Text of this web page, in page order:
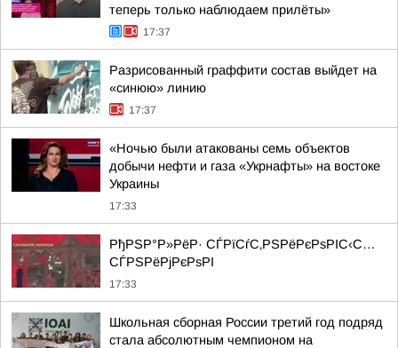
теперь только наблюдаем прилёты»
17:37
Разрисованный граффити состав выйдет на
«синюю» линию
17:37
«Ночью были атакованы семь объектов
добычи нефти и газа «Укрнафты» на востоке
Украины
17:33
РђРЅР°Р»РёР· СЃРїСѓС‚РЅРёРєРѕРІС‹С…
СЃРЅРёРјРєРѕРІ
17:33
Школьная сборная России третий год подряд
стала абсолютным чемпионом на